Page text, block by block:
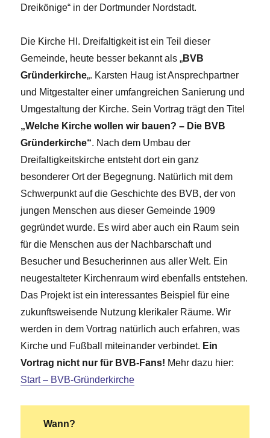
Dreikönige“ in der Dortmunder Nordstadt.
Die Kirche Hl. Dreifaltigkeit ist ein Teil dieser
Gemeinde, heute besser bekannt als „BVB
Gründerkirche„. Karsten Haug ist Ansprechpartner
und Mitgestalter einer umfangreichen Sanierung und
Umgestaltung der Kirche. Sein Vortrag trägt den Titel
„Welche Kirche wollen wir bauen? – Die BVB
Gründerkirche“. Nach dem Umbau der
Dreifaltigkeitskirche entsteht dort ein ganz
besonderer Ort der Begegnung. Natürlich mit dem
Schwerpunkt auf die Geschichte des BVB, der von
jungen Menschen aus dieser Gemeinde 1909
gegründet wurde. Es wird aber auch ein Raum sein
für die Menschen aus der Nachbarschaft und
Besucher und Besucherinnen aus aller Welt. Ein
neugestalteter Kirchenraum wird ebenfalls entstehen.
Das Projekt ist ein interessantes Beispiel für eine
zukunftsweisende Nutzung klerikaler Räume. Wir
werden in dem Vortrag natürlich auch erfahren, was
Kirche und Fußball miteinander verbindet. Ein
Vortrag nicht nur für BVB-Fans! Mehr dazu hier:
Start – BVB-Gründerkirche
Wann?